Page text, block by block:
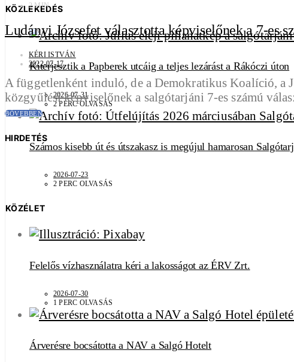
KÖZLEKEDÉS
Kiterjesztik a Papberek utcáig a teljes lezárást a Rákóczi úton
2026-07-31
2 PERC OLVASÁS
Számos kisebb út és útszakasz is megújul hamarosan
2026-07-23
2 PERC OLVASÁS
KÖZÉLET
Felelős vízhasználatra kéri a lakosságot az ÉRV Zrt.
2026-07-30
1 PERC OLVASÁS
Árverésre bocsátotta a NAV a Salgó Hotelt
2 MIN
Ludányi Józsefet választotta képviselőnek a 7-es
KÉRI ISTVÁN
2022-07-17
A függetlenként induló, de a Demokratikus Koalíció, a
közgyűlési képviselőnek a salgótarjáni 7-es számú
BŐVEBBEN
HIRDETÉS